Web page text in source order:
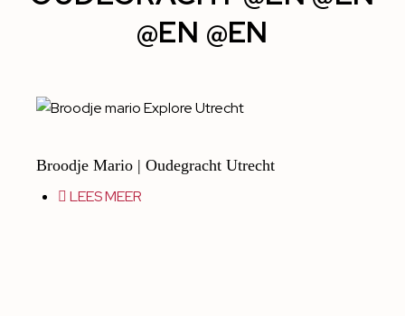
@EN @EN
Broodje Mario | Oudegracht Utrecht
LEES MEER